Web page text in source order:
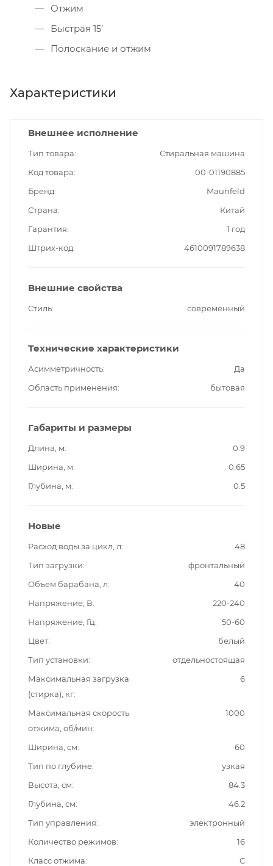
Отжим
Быстрая 15’
Полоскание и отжим
Характеристики
Внешнее исполнение
Тип товара
Стиральная машина
Код товара
00-01190885
Бренд
Maunfeld
Страна
Китай
Гарантия
1 год
Штрих-код
4610091789638
Внешние свойства
Стиль современный
Технические характеристики
Асимметричность
Да
Область применения
бытовая
Габариты и размеры
Длина, м
0.9
Ширина, м
0.65
Глубина, м
0.5
Новые
Расход воды за цикл, л
48
Тип загрузки
фронтальный
Объем барабана, л
40
Напряжение, В
220-240
Напряжение, Гц
50-60
Цвет
белый
Тип установки
отдельностоящая
Максимальная загрузка
(стирка), кг
6
Максимальная скорость
отжима, об/мин
1000
Ширина, см
60
Тип по глубине
узкая
Высота, см
84.3
Глубина, см
46.2
Тип управления
электронный
Количество режимов
16
Класс отжима
C